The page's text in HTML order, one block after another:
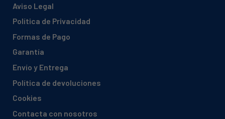
ATLANTIC, ATYX14MW
ATLANTIC, I13
Aviso Legal
Política de Privacidad
Formas de Pago
Garantía
Envío y Entrega
Política de devoluciones
Cookies
Contacta con nosotros